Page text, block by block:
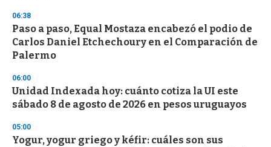
06:38
Paso a paso, Equal Mostaza encabezó el podio de
Carlos Daniel Etchechoury en el Comparación de
Palermo
06:00
Unidad Indexada hoy: cuánto cotiza la UI este
sábado 8 de agosto de 2026 en pesos uruguayos
05:00
Yogur, yogur griego y kéfir: cuáles son sus